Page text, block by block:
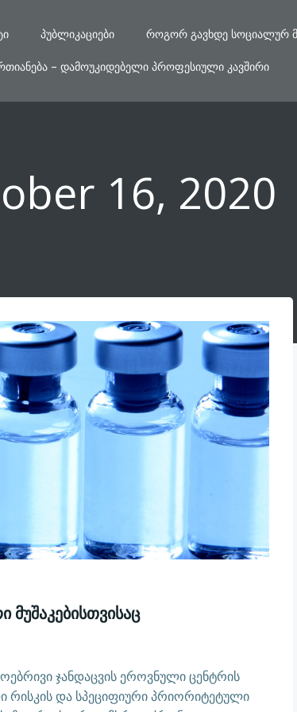
ᲞᲣᲑᲚᲘᲙᲐᲪᲘᲔᲑᲘ ᲠᲝᲒᲝᲠ ᲒᲐᲕᲮᲓᲔ ᲡᲝᲪᲘᲐᲚᲣᲠ
– ᲓᲐᲛᲝᲣᲙᲘᲓᲔᲑᲔᲚᲘ ᲞᲠᲝᲤᲔᲡᲘᲣᲚᲘ ᲙᲐᲕᲨᲘᲠᲘ
16, 2020
ჯანდაცვის ეროვნული ცენტრის
რისკის და სპეციფიური პრიორიტეტული